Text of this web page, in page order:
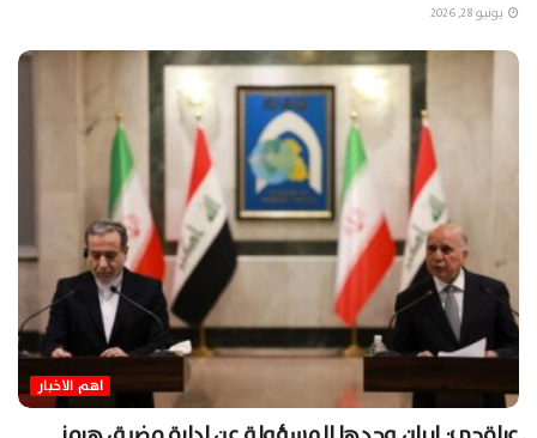
يونيو 28, 2026
اهم الاخبار